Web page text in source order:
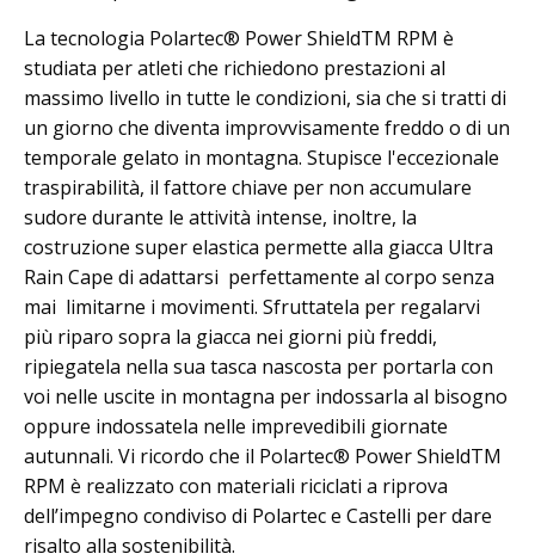
La tecnologia Polartec® Power ShieldTM RPM è
studiata per atleti che richiedono prestazioni al
massimo livello in tutte le condizioni, sia che si tratti di
un giorno che diventa improvvisamente freddo o di un
temporale gelato in montagna. Stupisce l'eccezionale
traspirabilità, il fattore chiave per non accumulare
sudore durante le attività intense, inoltre, la
costruzione super elastica permette alla giacca Ultra
Rain Cape di adattarsi perfettamente al corpo senza
mai limitarne i movimenti. Sfruttatela per regalarvi
più riparo sopra la giacca nei giorni più freddi,
ripiegatela nella sua tasca nascosta per portarla con
voi nelle uscite in montagna per indossarla al bisogno
oppure indossatela nelle imprevedibili giornate
autunnali. Vi ricordo che il Polartec® Power ShieldTM
RPM è realizzato con materiali riciclati a riprova
dell’impegno condiviso di Polartec e Castelli per dare
risalto alla sostenibilità.